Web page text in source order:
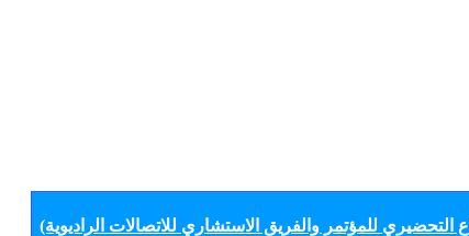
التحضيري للمؤتمر والفريق الاستشاري للاتصالات الراديوية)